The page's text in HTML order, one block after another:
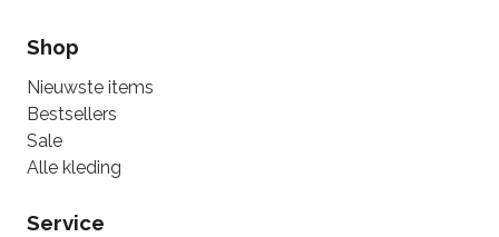
Shop
Nieuwste items
Bestsellers
Sale
Alle kleding
Service